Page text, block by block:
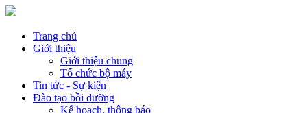
Trang chủ
Giới thiệu
Giới thiệu chung
Tổ chức bộ máy
Tin tức - Sự kiện
Đào tạo bồi dưỡng
Kế hoạch, thông báo